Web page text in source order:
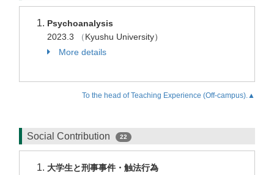
Psychoanalysis
2023.3
（Kyushu University）
More details
To the head of Teaching Experience (Off-campus).▲
Social Contribution 22
大学生と刑事事件・触法行為